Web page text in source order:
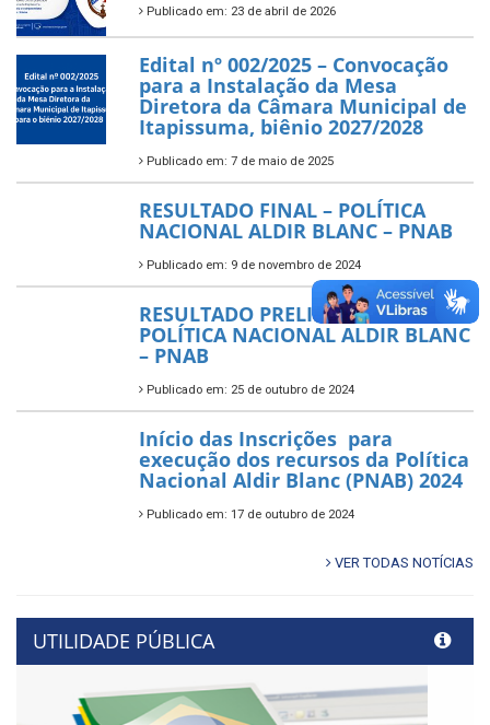
Publicado em: 23 de abril de 2026
Edital nº 002/2025 – Convocação
para a Instalação da Mesa
Diretora da Câmara Municipal de
Itapissuma, biênio 2027/2028
Publicado em: 7 de maio de 2025
RESULTADO FINAL – POLÍTICA
NACIONAL ALDIR BLANC – PNAB
Publicado em: 9 de novembro de 2024
RESULTADO PRELIMINAR –
POLÍTICA NACIONAL ALDIR BLANC
– PNAB
Publicado em: 25 de outubro de 2024
Início das Inscrições para
execução dos recursos da Política
Nacional Aldir Blanc (PNAB) 2024
Publicado em: 17 de outubro de 2024
VER TODAS NOTÍCIAS
UTILIDADE PÚBLICA